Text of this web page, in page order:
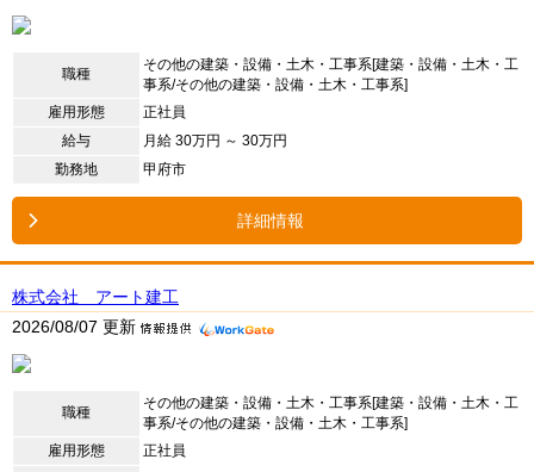
職種
その他の建築・設備・土木・工事系[建築・設備・土木・工
事系/その他の建築・設備・土木・工事系]
雇用形態
正社員
給与
月給 30万円 ～ 30万円
勤務地
甲府市
詳細情報
株式会社 アート建工
2026/08/07 更新
職種
その他の建築・設備・土木・工事系[建築・設備・土木・工
事系/その他の建築・設備・土木・工事系]
雇用形態
正社員